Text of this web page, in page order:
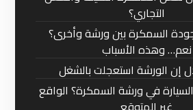
التجاري؟
السمكرة بين ورشة وأخرى؟
نعم… وهذه الأسباب
إن الورشة استعجلت بالشغل
في ورشة السمكرة؟ الواقع